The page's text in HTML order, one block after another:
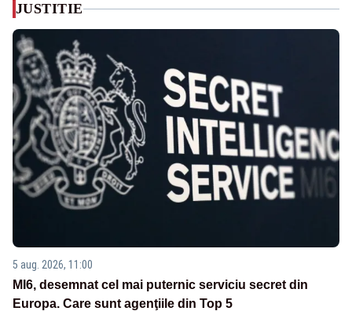
JUSTITIE
5 aug. 2026, 11:00
MI6, desemnat cel mai puternic serviciu secret din
Europa. Care sunt agenţiile din Top 5